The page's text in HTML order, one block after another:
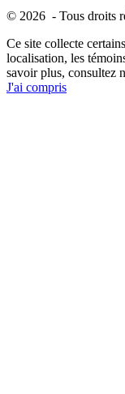
© 2026 - Tous droits
Ce site collecte
localisation, les
savoir plus, consultez
J'ai compris